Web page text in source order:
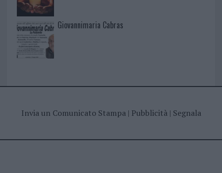
Giovannimaria Cabras
Invia un Comunicato Stampa| Pubblicità| Segnala